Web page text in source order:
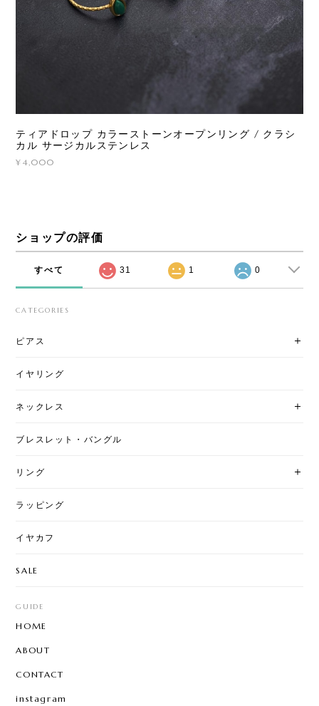
ティアドロップ カラーストーンオープンリング / クラシ
カル サージカルステンレス
¥4,000
ショップの評価
すべて 31 1 0
CATEGORIES
ピアス
イヤリング
ネックレス
ブレスレット・バングル
リング
ラッピング
イヤカフ
SALE
GUIDE
HOME
ABOUT
CONTACT
instagram